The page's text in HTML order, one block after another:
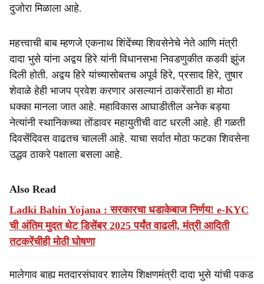
दुजोरा मिळाला आहे.
महत्त्वाची बाब म्हणजे एकनाथ शिंदेंच्या शिवसेनेचे नेते आणि मंत्री
दादा भुसे यांना अद्वय हिरे यांनी विधानसभा निवडणुकीत कडवी झुंज
दिली होती. अद्वय हिरे यांच्यासोबतच अपूर्व हिरे, प्रसाद हिरे, तुषार
शेवाळे हेही भाजप प्रवेश करणार असल्यानं ठाकरेंसाठी हा मोठा
धक्का मानला जात आहे. महाविकास आघाडीतील अनेक बड्या
नेत्यांनी स्थानिकच्या तोंडावर महायुतीची वाट धरली आहे. ही गळती
दिवसेंदिवस वाढतच चालली आहे. याचा सर्वात मोठा फटका शिवसेना
उद्धव ठाकरे पक्षाला बसला आहे.
Also Read
Ladki Bahin Yojana : सरकारचा धडाकेबाज निर्णय! e-KYC
ची अंतिम मुदत थेट डिसेंबर 2025 पर्यंत वाढली, मंत्री आदिती
तटकरेंचीही मोठी घोषणा
मालेगाव बाह्य मतदारसंघावर शालेय शिक्षणमंत्री दादा भुसे यांची पकड